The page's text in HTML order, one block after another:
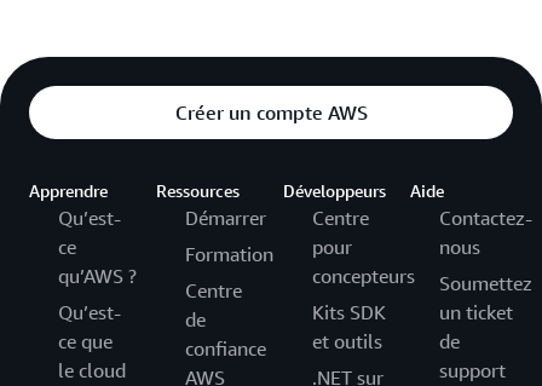
Créer un compte AWS
Apprendre
Qu’est-
ce
qu’AWS ?
Qu’est-
ce que
le cloud
Ressources
Démarrer
Formation
Centre
de
confiance
AWS
Développeurs
Centre
pour
concepteurs
Kits SDK
et outils
.NET sur
Aide
Contactez-
nous
Soumettez
un ticket
de
support